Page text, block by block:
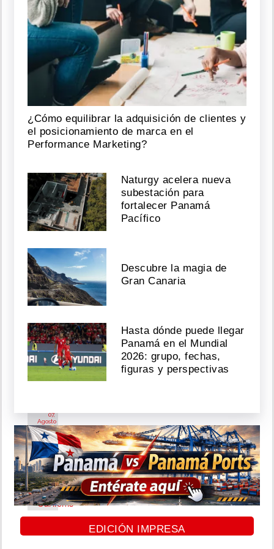
Petro
se
despide
de
la
Nariño
en
su
último
acto
presidente
Agosto
07,
2026
Bruce
Willis
reaparece
en
una
iglesia;
cerebro
se
donará
a
Agosto
07,
2026
Karol
Wilson
se
convierte
la
primera
finalista
de
Operación
Agosto
07,
2026
Diego
De
y
Mafe
Achurra
se
casaron
07,
2026
Carlienis
compartirá
exclusivo
¿Cómo equilibrar la adquisición de clientes y
el posicionamiento de marca en el
Performance Marketing?
Naturgy acelera nueva
subestación para
fortalecer Panamá
Pacífico
Descubre la magia de
Gran Canaria
Hasta dónde puede llegar
Panamá en el Mundial
2026: grupo, fechas,
figuras y perspectivas
EDICIÓN IMPRESA